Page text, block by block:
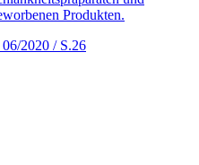
Produkten.
06/2020 / S.26